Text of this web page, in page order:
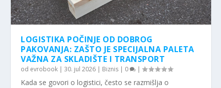
LOGISTIKA POČINJE OD DOBROG
PAKOVANJA: ZAŠTO JE SPECIJALNA PALETA
VAŽNA ZA SKLADIŠTE I TRANSPORT
od evrobook |30. jul 2026 | Biznis | 0 |
Kada se govori o logistici, često se razmišlja o